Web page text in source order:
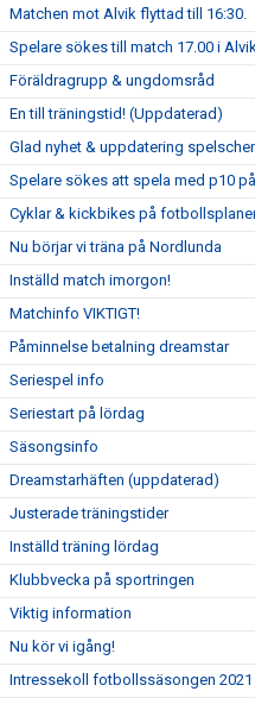
Matchen mot Alvik flyttad till 16:30.
Spelare sökes till match 17.00 i
Föräldragrupp & ungdomsråd
En till träningstid! (Uppdaterad)
Glad nyhet & uppdatering
Spelare sökes att spela med p10
Cyklar & kickbikes på
Nu börjar vi träna på Nordlunda
Inställd match imorgon!
Matchinfo VIKTIGT!
Påminnelse betalning dreamstar
Seriespel info
Seriestart på lördag
Säsongsinfo
Dreamstarhäften (uppdaterad)
Justerade träningstider
Inställd träning lördag
Klubbvecka på sportringen
Viktig information
Nu kör vi igång!
Intressekoll fotbollssäsongen 2021